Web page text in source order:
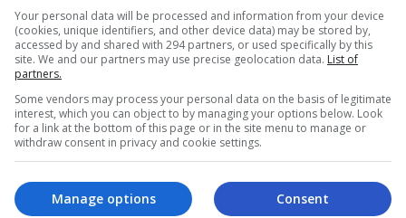
semasa dan bencana alam seperti banjir.
saya berkolaborasi dengan menyampaikan ramalan
mengikuti keadaan cuaca dan bertindak mengikut
kencang dan laut bergelora,” ujar Siti menerusi satu
Your personal data will be processed and information from your device
(cookies, unique identifiers, and other device data) may be stored by,
accessed by and shared with 294 partners, or used specifically by this
site. We and our partners may use precise geolocation data. List of
partners.
Some vendors may process your personal data on the basis of legitimate
interest, which you can object to by managing your options below. Look
for a link at the bottom of this page or in the site menu to manage or
withdraw consent in privacy and cookie settings.
Consent
Manage options